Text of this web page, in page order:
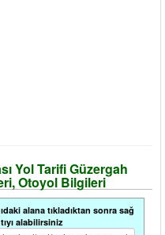
Yol Tarifi Güzergah
Otoyol Bilgileri
alana tıkladıktan sonra sağ
alabilirsiniz